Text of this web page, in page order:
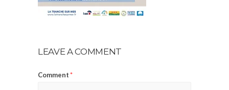
LEAVE A COMMENT
Comment*